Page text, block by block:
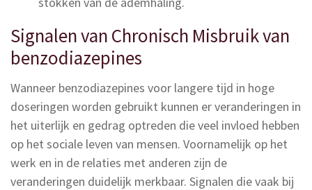
Signalen van Chronisch Misbruik van
benzodiazepines
Wanneer benzodiazepines voor langere tijd in hoge
doseringen worden gebruikt kunnen er veranderingen in
het uiterlijk en gedrag optreden die veel invloed hebben
op het sociale leven van mensen. Voornamelijk op het
werk en in de relaties met anderen zijn de
veranderingen duidelijk merkbaar. Signalen die vaak bij